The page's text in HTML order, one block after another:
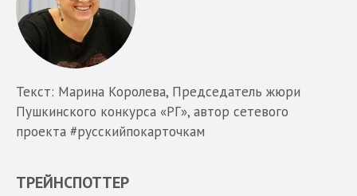
Текст: Марина Королева, Председатель жюри
Пушкинского конкурса «РГ», автор сетевого
проекта #русскийпокарточкам
ТРЕЙНСПОТТЕР